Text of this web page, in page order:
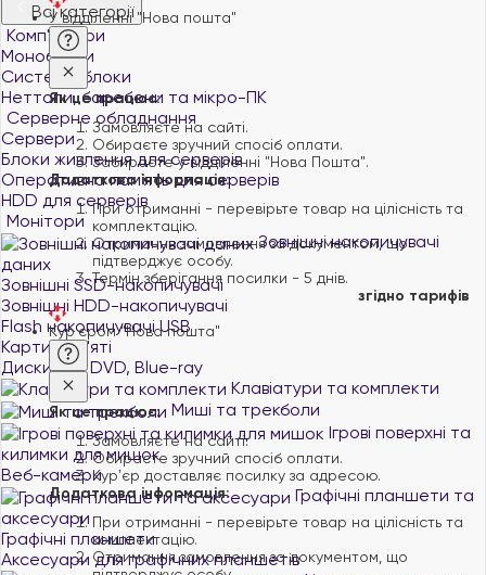
Всі категорії
Комп'ютери
Моноблоки
Системні блоки
Неттопи, баребони та мікро-ПК
Серверне обладнання
Сервери
Блоки живлення для серверів
Оперативна пам`ять для серверів
HDD для серверів
Монітори
Зовнішні накопичувачі
даних
Зовнішні SSD-накопичувачі
Зовнішні HDD-накопичувачі
Flash накопичувачі USB
Карти пам'яті
Диски CD, DVD, Blue-ray
Клавіатури та комплекти
Миші та трекболи
Ігрові поверхні та
килимки для мишок
Веб-камери
Графічні планшети та
аксесуари
Графічні планшети
Аксесуари для графічних планшетів
У відділенні "Нова пошта"
Як це працює:
Замовляєте на сайті.
Обираєте зручний спосіб оплати.
Забираєте у відділенні "Нова Пошта".
Додаткова інформація:
При отриманні - перевірьте товар на цілісність та
комплектацію.
Отримання замовлення за документом, що
підтверджує особу.
Термін зберігання посилки - 5 днів.
згідно тарифів
Кур'єром "Нова пошта"
Як це працює:
Замовляєте на сайті.
Обираєте зручний спосіб оплати.
Курʼєр доставляє посилку за адресою.
Додаткова інформація:
При отриманні - перевірьте товар на цілісність та
комплектацію.
Отримання замовлення за документом, що